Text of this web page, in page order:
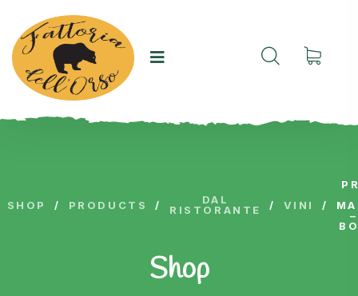
SHOP / PRODUCTS /
DAL
RISTORANTE
/ VINI /
Shop